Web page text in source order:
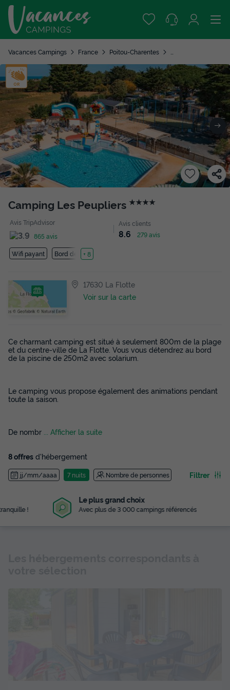
Vacances Campings France Poitou-Charentes
Camping Les Peupliers ★★★★
Avis TripAdvisor
865 avis
Avis clients
8.6 279 avis
Wifi payant Bord de mer
+ 8
17630 La Flotte
Voir sur la carte
Ce charmant camping est situé à seulement 800m de la plage
et du centre-ville de La Flotte. Vous vous détendrez au bord
de la piscine de 250m2 avec solarium.
Le camping vous propose également des animations pendant
toute la saison.
De nombr ... Afficher la suite
8 offres d'hébergement
jj/mm/aaaa 7 nuits Nombre de personnes Filtrer
Le plus grand choix
Avec plus de 3 000 campings référencés